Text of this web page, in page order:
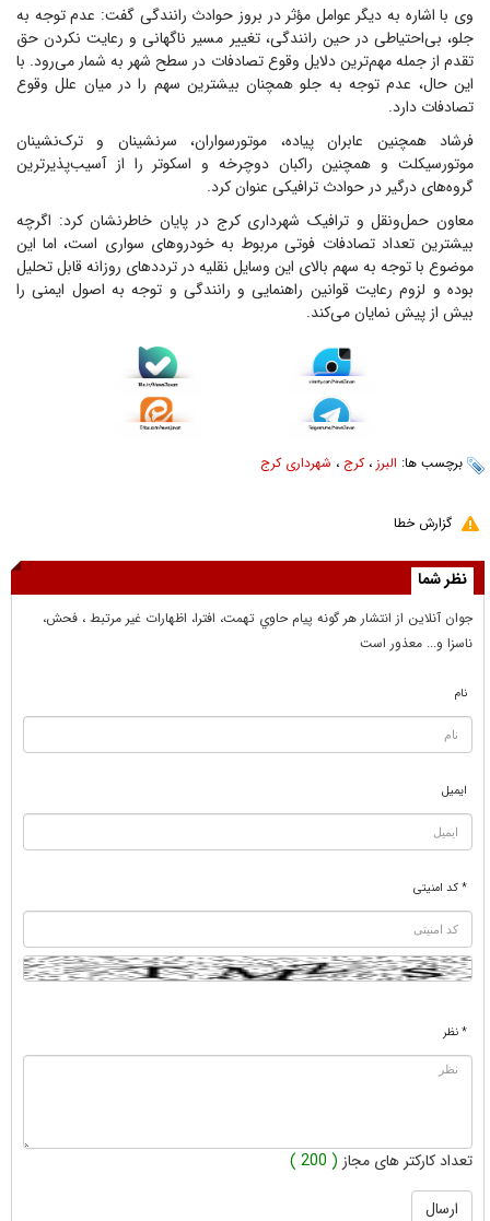
وی با اشاره به دیگر عوامل مؤثر در بروز حوادث رانندگی گفت: عدم توجه به
جلو، بی‌احتیاطی در حین رانندگی، تغییر مسیر ناگهانی و رعایت نکردن حق
تقدم از جمله مهم‌ترین دلایل وقوع تصادفات در سطح شهر به شمار می‌رود. با
این حال، عدم توجه به جلو همچنان بیشترین سهم را در میان علل وقوع
تصادفات دارد.
فرشاد همچنین عابران پیاده، موتورسواران، سرنشینان و ترک‌نشینان
موتورسیکلت و همچنین راکبان دوچرخه و اسکوتر را از آسیب‌پذیرترین
گروه‌های درگیر در حوادث ترافیکی عنوان کرد.
معاون حمل‌ونقل و ترافیک شهرداری کرج در پایان خاطرنشان کرد: اگرچه
بیشترین تعداد تصادفات فوتی مربوط به خودروهای سواری است، اما این
موضوع با توجه به سهم بالای این وسایل نقلیه در ترددهای روزانه قابل تحلیل
بوده و لزوم رعایت قوانین راهنمایی و رانندگی و توجه به اصول ایمنی را
بیش از پیش نمایان می‌کند.
برچسب ها: البرز ،کرج ، شهرداری کرج
گزارش خطا
نظر شما
جوان آنلاين از انتشار هر گونه پيام حاوي تهمت، افترا، اظهارات غير مرتبط ، فحش،
ناسزا و... معذور است
نام
ایمیل
* کد امنیتی
* نظر
تعداد کارکتر های مجاز ( 200 )